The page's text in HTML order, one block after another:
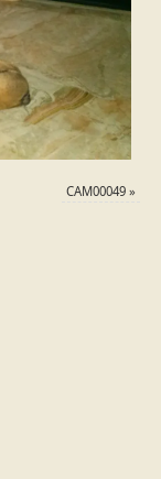
CAM00049 »